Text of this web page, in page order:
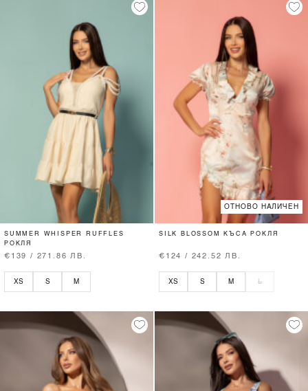
SUMMER WHISPER RUFFLES
РОКЛЯ
€139 / 271.86 ЛВ.
XS S M
ОТНОВО НАЛИЧЕН
SILK BLOSSOM КЪСА РОКЛЯ
€124 / 242.52 ЛВ.
XS S M L